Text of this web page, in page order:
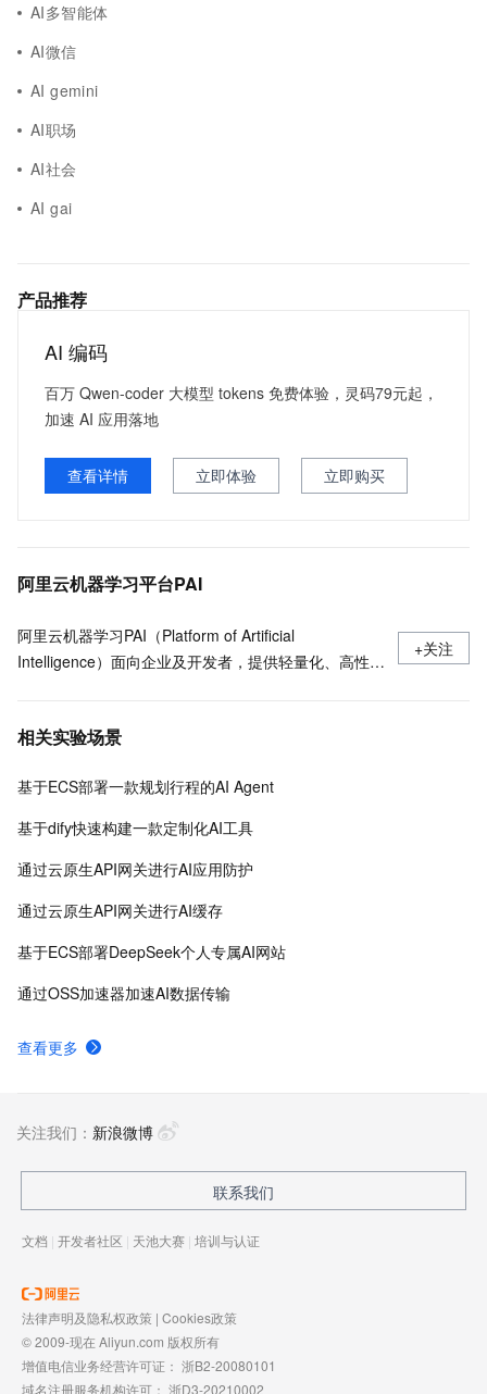
AI多智能体
AI微信
AI gemini
AI职场
AI社会
AI gai
产品推荐
AI 编码
百万 Qwen-coder 大模型 tokens 免费体验，灵码79元起，
加速 AI 应用落地
查看详情 立即体验 立即购买
阿里云机器学习平台PAI
阿里云机器学习PAI（Platform of Artificial
Intelligence）面向企业及开发者，提供轻量化、高性价
DSW云原生交互式建模平台、PAI-DLC云原生AI基础平
征、万亿样本规模加速训练，百余落地场景，全面提升
工程效率。
+关注
相关实验场景
基于ECS部署一款规划行程的AI Agent
基于dify快速构建一款定制化AI工具
通过云原生API网关进行AI应用防护
通过云原生API网关进行AI缓存
基于ECS部署DeepSeek个人专属AI网站
通过OSS加速器加速AI数据传输
查看更多
关注我们： 新浪微博
联系我们
文档 | 开发者社区 | 天池大赛 | 培训与认证
法律声明及隐私权政策 | Cookies政策
© 2009-现在 Aliyun.com 版权所有
增值电信业务经营许可证： 浙B2-20080101
域名注册服务机构许可： 浙D3-20210002